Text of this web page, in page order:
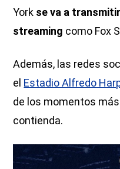
York se va a
streaming como Fox
Además, las redes
el Estadio Alfredo
de los momentos
contienda.